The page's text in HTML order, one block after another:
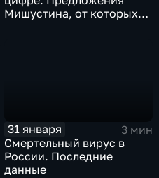
Мишустина, от которых
31 января
3 мин
Смертельный вирус в
России. Последние
данные